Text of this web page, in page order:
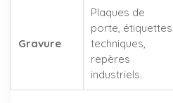
Gravure
Plaques de
porte, étiquettes
techniques,
repères
industriels.